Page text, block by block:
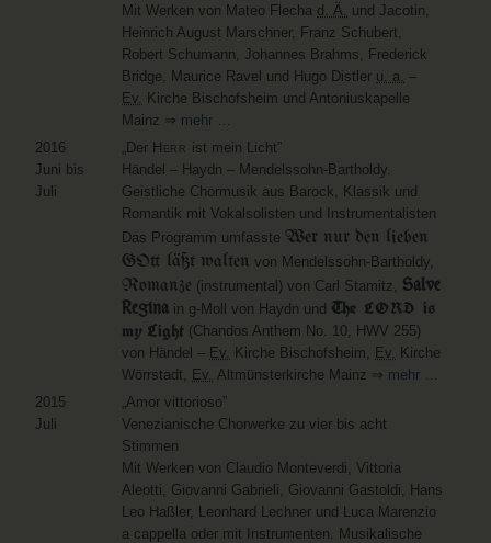
Mit Werken von Mateo Flecha d. Ä. und Jacotin,
Heinrich August Marschner, Franz Schubert,
Robert Schumann, Johannes Brahms, Frederick
Bridge, Maurice Ravel und Hugo Distler u. a. –
Ev. Kirche Bischofsheim und Antoniuskapelle
Mainz ⇒ mehr …
2016
Juni bis
Juli
„Der Herr ist mein Licht”
Händel – Haydn – Mendelssohn-Bartholdy.
Geistliche Chormusik aus Barock, Klassik und
Romantik mit Vokalsolisten und Instrumentalisten
Das Programm umfasste Wer nur den lieben
GOtt läßt walten von Mendelssohn-Bartholdy,
Romanze (instrumental) von Carl Stamitz, Salve
Regina in g-Moll von Haydn und The LORD is
my Light (Chandos Anthem No. 10, HWV 255)
von Händel – Ev. Kirche Bischofsheim, Ev. Kirche
Wörrstadt, Ev. Altmünsterkirche Mainz ⇒ mehr …
2015
Juli
„Amor vittorioso”
Venezianische Chorwerke zu vier bis acht
Stimmen
Mit Werken von Claudio Monteverdi, Vittoria
Aleotti, Giovanni Gabrieli, Giovanni Gastoldi, Hans
Leo Haßler, Leonhard Lechner und Luca Marenzio
a cappella oder mit Instrumenten. Musikalische